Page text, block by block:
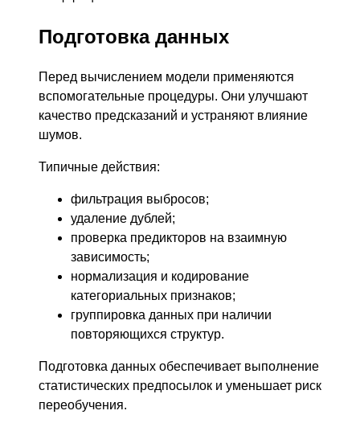
Подготовка данных
Перед вычислением модели применяются
вспомогательные процедуры. Они улучшают
качество предсказаний и устраняют влияние
шумов.
Типичные действия:
фильтрация выбросов;
удаление дублей;
проверка предикторов на взаимную
зависимость;
нормализация и кодирование
категориальных признаков;
группировка данных при наличии
повторяющихся структур.
Подготовка данных обеспечивает выполнение
статистических предпосылок и уменьшает риск
переобучения.